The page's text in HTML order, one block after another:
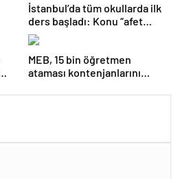
İstanbul’da tüm okullarda ilk
ders başladı: Konu “afet
farkındalığı”
MEB, 15 bin öğretmen
ataması kontenjanlarını